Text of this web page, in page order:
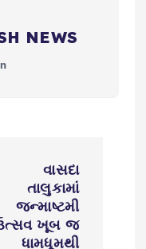
NEWS
વાસદા
તાલુકામાં
જન્માષ્ટમી
ખૂબ જ
ધામધૂમથી